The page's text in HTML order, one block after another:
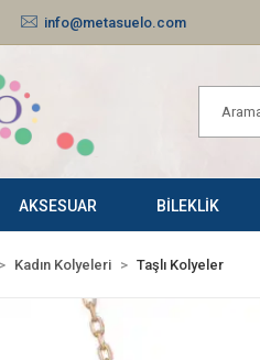
info@metasuelo.com
AKSESUAR BİLEKLİK
Kadın Kolyeleri Taşlı Kolyeler